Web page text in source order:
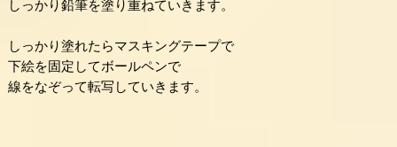
しっかり鉛筆を塗り重ねていきます。
しっかり塗れたらマスキングテープで
下絵を固定してボールペンで
線をなぞって転写していきます。